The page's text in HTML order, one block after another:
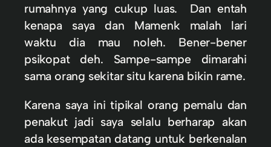
rumahnya yang cukup luas. Dan entah
kenapa saya dan Mamenk malah lari
waktu dia mau noleh. Bener-bener
psikopat deh. Sampe-sampe dimarahi
sama orang sekitar situ karena bikin rame.
Karena saya ini tipikal orang pemalu dan
penakut jadi saya selalu berharap akan
ada kesempatan datang untuk berkenalan